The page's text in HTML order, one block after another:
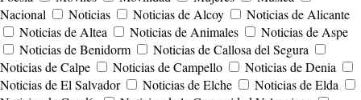
Nacional
Noticias Noticias de Alcoy
Noticias de Alicante
Noticias de Altea
Noticias de Animales
Noticias de Aspe
Noticias de Benidorm
Noticias de Callosa del Segura
Noticias de Calpe
Noticias de Campello
Noticias de Denia
Noticias de El Salvador
Noticias de Elche
Noticias de Elda